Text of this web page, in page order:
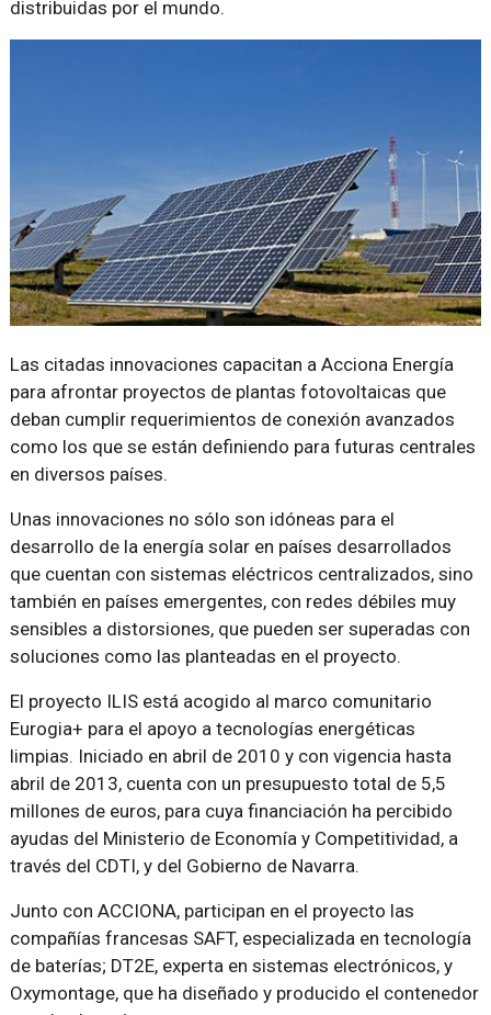
distribuidas por el mundo.
Las citadas innovaciones capacitan a Acciona Energía
para afrontar proyectos de plantas fotovoltaicas que
deban cumplir requerimientos de conexión avanzados
como los que se están definiendo para futuras centrales
en diversos países.
Unas innovaciones no sólo son idóneas para el
desarrollo de la energía solar en países desarrollados
que cuentan con sistemas eléctricos centralizados, sino
también en países emergentes, con redes débiles muy
sensibles a distorsiones, que pueden ser superadas con
soluciones como las planteadas en el proyecto.
El proyecto ILIS está acogido al marco comunitario
Eurogia+ para el apoyo a tecnologías energéticas
limpias. Iniciado en abril de 2010 y con vigencia hasta
abril de 2013, cuenta con un presupuesto total de 5,5
millones de euros, para cuya financiación ha percibido
ayudas del Ministerio de Economía y Competitividad, a
través del CDTI, y del Gobierno de Navarra.
Junto con ACCIONA, participan en el proyecto las
compañías francesas SAFT, especializada en tecnología
de baterías; DT2E, experta en sistemas electrónicos, y
Oxymontage, que ha diseñado y producido el contenedor